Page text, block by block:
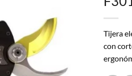
Tijera
con